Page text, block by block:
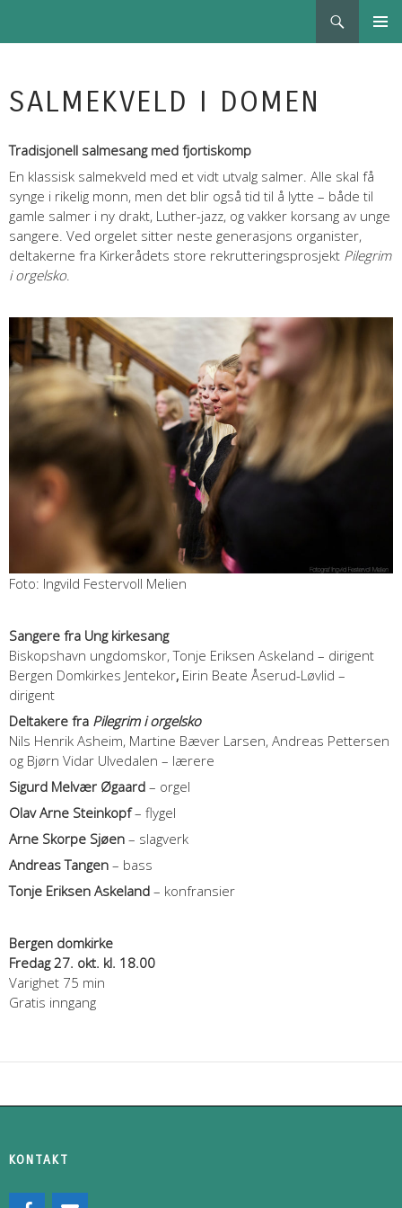
SALMEKVELD I DOMEN
Tradisjonell salmesang med fjortiskomp
En klassisk salmekveld med et vidt utvalg salmer. Alle skal få
synge i rikelig monn, men det blir også tid til å lytte – både til
gamle salmer i ny drakt, Luther-jazz, og vakker korsang av unge
sangere. Ved orgelet sitter neste generasjons organister,
deltakerne fra Kirkerådets store rekrutteringsprosjekt Pilegrim
i orgelsko.
Foto: Ingvild Festervoll Melien
Sangere fra Ung kirkesang
Biskopshavn ungdomskor, Tonje Eriksen Askeland – dirigent
Bergen Domkirkes Jentekor, Eirin Beate Åserud-Løvlid –
dirigent
Deltakere fra Pilegrim i orgelsko
Nils Henrik Asheim, Martine Bæver Larsen, Andreas Pettersen
og Bjørn Vidar Ulvedalen – lærere
Sigurd Melvær Øgaard – orgel
Olav Arne Steinkopf– flygel
Arne Skorpe Sjøen – slagverk
Andreas Tangen – bass
Tonje Eriksen Askeland – konfransier
Bergen domkirke
Fredag 27. okt. kl. 18.00
Varighet 75 min
Gratis inngang
KONTAKT